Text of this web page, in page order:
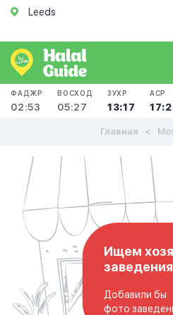
Leeds
ФАДЖР
02:53
ВОСХОД
05:27
ЗУХР
13:17
АСР
Главная
Ищем
заведения
Добавили бы
фото